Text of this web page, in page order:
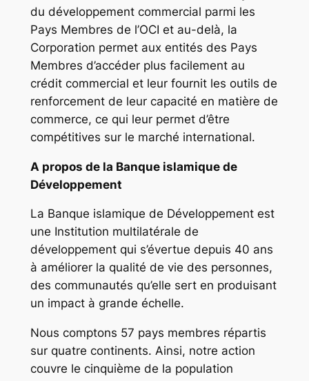
du développement commercial parmi les
Pays Membres de l’OCI et au-delà, la
Corporation permet aux entités des Pays
Membres d’accéder plus facilement au
crédit commercial et leur fournit les outils de
renforcement de leur capacité en matière de
commerce, ce qui leur permet d’être
compétitives sur le marché international.
A propos de la Banque islamique de
Développement
La Banque islamique de Développement est
une Institution multilatérale de
développement qui s’évertue depuis 40 ans
à améliorer la qualité de vie des personnes,
des communautés qu’elle sert en produisant
un impact à grande échelle.
Nous comptons 57 pays membres répartis
sur quatre continents. Ainsi, notre action
couvre le cinquième de la population